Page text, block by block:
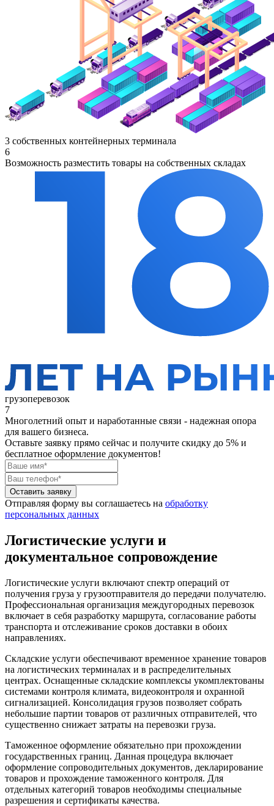
3 собственных контейнерных терминала
6
Возможность разместить товары на собственных складах
грузоперевозок
7
Многолетний опыт и наработанные связи - надежная опора
для вашего бизнеса.
Оставьте заявку прямо сейчас и получите скидку до 5% и
бесплатное оформление документов!
Оставить заявку
Отправляя форму вы соглашаетесь на обработку
персональных данных
Логистические услуги и
документальное сопровождение
Логистические услуги включают спектр операций от
получения груза у грузоотправителя до передачи получателю.
Профессиональная организация междугородных перевозок
включает в себя разработку маршрута, согласование работы
транспорта и отслеживание сроков доставки в обоих
направлениях.
Складские услуги обеспечивают временное хранение товаров
на логистических терминалах и в распределительных
центрах. Оснащенные складские комплексы укомплектованы
системами контроля климата, видеоконтроля и охранной
сигнализацией. Консолидация грузов позволяет собрать
небольшие партии товаров от различных отправителей, что
существенно снижает затраты на перевозки груза.
Таможенное оформление обязательно при прохождении
государственных границ. Данная процедура включает
оформление сопроводительных документов, декларирование
товаров и прохождение таможенного контроля. Для
отдельных категорий товаров необходимы специальные
разрешения и сертификаты качества.